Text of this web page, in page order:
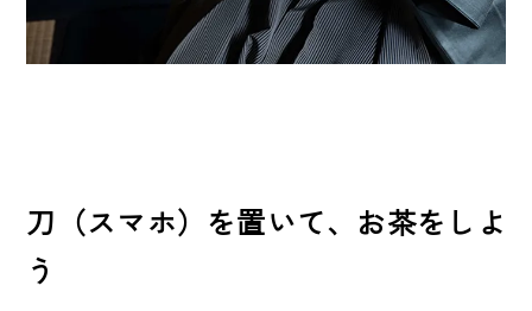
刀（スマホ）を置いて、お茶をしよ
う